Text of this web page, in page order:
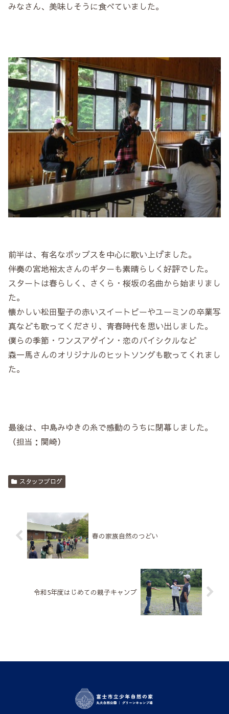
みなさん、美味しそうに食べていました。
前半は、有名なポップスを中心に歌い上げました。
伴奏の宮地裕太さんのギターも素晴らしく好評でした。
スタートは春らしく、さくら・桜坂の名曲から始まりまし
た。
懐かしい松田聖子の赤いスイートピーやユーミンの卒業写
真なども歌ってくださり、青春時代を思い出しました。
僕らの季節・ワンスアゲイン・恋のバイシクルなど
森一馬さんのオリジナルのヒットソングも歌ってくれまし
た。
最後は、中島みゆきの糸で感動のうちに閉幕しました。
（担当：関崎）
スタッフブログ
春の家族自然のつどい
令和5年度はじめての親子キャンプ